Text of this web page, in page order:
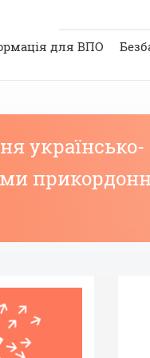
для ВПО
українсько-